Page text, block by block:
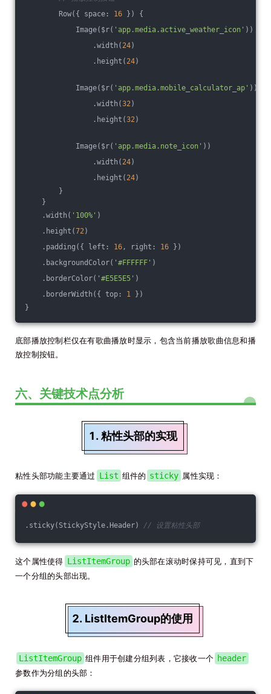
Row({ space: 16 }) {
Image($r( 'app.media.active_weather_icon' ))
.width( 24)
.height( 24)
Image($r( 'app.media.mobile_calculator_ap' ))
.width(32)
.height(32)
Image($r( 'app.media.note_icon' ))
.width( 24)
.height( 24)
}
}
.width( '100%' )
.height(72)
.padding({ left: 16, right: 16 })
.backgroundColor( '#FFFFFF' )
.borderColor( '#E5E5E5' )
.borderWidth({ top: 1 })
}
底部播放控制栏仅在有歌曲播放时显示，包含当前播放歌曲信息和播
放控制按钮。
六、关键技术点分析
1. 粘性头部的实现
粘性头部功能主要通过 List 组件的 sticky 属性实现：
.sticky(StickyStyle.Header) // 设置粘性头部
这个属性使得 ListItemGroup 的头部在滚动时保持可见，直到下
一个分组的头部出现。
2. ListItemGroup的使用
ListItemGroup 组件用于创建分组列表，它接收一个 header
参数作为分组的头部：